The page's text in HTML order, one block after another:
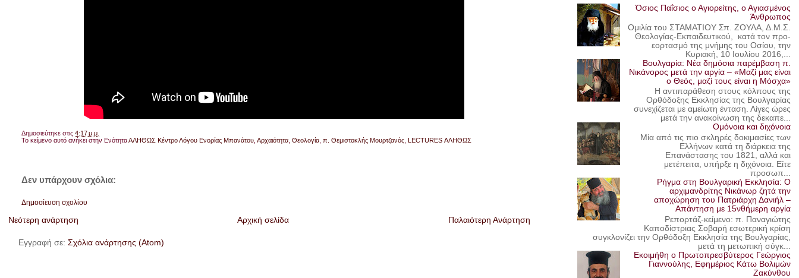
Δημοσιεύτηκε στις4:17 μ.μ.
Το κείμενο αυτό ανήκει στην ΕνότηταΑΛΗΘΩΣ Κέντρο Λόγου Ενορίας Μπανάτου ,Αρχαιότητα ,Θεολογία ,π. Θεμιστοκλής Μουρτζανός ,LECTURES ΑΛΗΘΩΣ
Δεν υπάρχουν σχόλια:
Δημοσίευση σχολίου
Νεότερη ανάρτηση Παλαιότερη Ανάρτηση
Αρχική σελίδα
Εγγραφή σε:Σχόλια ανάρτησης (Atom)
Όσιος Παΐσιος ο Αγιορείτης, ο Αγιασμένος
Άνθρωπος
Ομιλία του ΣΤΑΜΑΤΙΟΥ Σπ. ΖΟΥΛΑ, Δ.Μ.Σ.
Θεολογίας-Εκπαιδευτικού, κατά τον προ-
εορτασμό της μνήμης του Οσίου, την
Κυριακή, 10 Ιουλίου 2016,...
Βουλγαρία: Νέα δημόσια παρέμβαση π.
Νικάνορος μετά την αργία – «Μαζί μας είναι
ο Θεός, μαζί τους είναι η Μόσχα»
Η αντιπαράθεση στους κόλπους της
Ορθόδοξης Εκκλησίας της Βουλγαρίας
συνεχίζεται με αμείωτη ένταση. Λίγες ώρες
μετά την ανακοίνωση της δεκαπε...
Ομόνοια και διχόνοια
Μία από τις πιο σκληρές δοκιμασίες των
Ελλήνων κατά τη διάρκεια της
Επανάστασης του 1821, αλλά και
μετέπειτα, υπήρξε η διχόνοια. Είτε
προσωπ...
Ρήγμα στη Βουλγαρική Εκκλησία: Ο
αρχιμανδρίτης Νικάνωρ ζητά την
αποχώρηση του Πατριάρχη Δανιήλ –
Απάντηση με 15νθήμερη αργία
Ρεπορτάζ-κείμενο: π. Παναγιώτης
Καποδίστριας Σοβαρή εσωτερική κρίση
συγκλονίζει την Ορθόδοξη Εκκλησία της Βουλγαρίας,
μετά τη μετωπική σύγκ...
Εκοιμήθη ο Πρωτοπρεσβύτερος Γεώργιος
Γιαννούλης, Εφημέριος Κάτω Βολιμών
Ζακύνθου